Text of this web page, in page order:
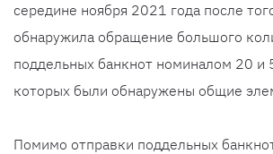
середине ноября 2021 года после
обнаружила обращение большого
поддельных банкнот номиналом 20 и
которых были обнаружены общие
Помимо отправки поддельных